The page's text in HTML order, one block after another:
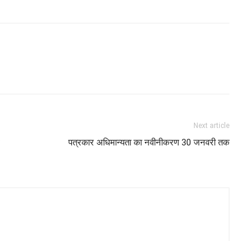
Next article
पत्रकार अधिमान्यता का नवीनीकरण 30 जनवरी तक